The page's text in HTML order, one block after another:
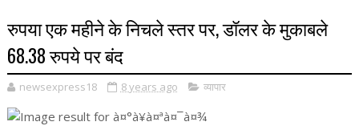
रुपया एक महीने के निचले स्तर पर, डॉलर के मुकाबले
68.38 रुपये पर बंद
newsexpress18 8 years ago व्यापार